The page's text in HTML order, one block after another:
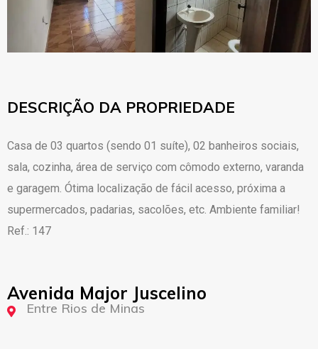
DESCRIÇÃO DA PROPRIEDADE
Casa de 03 quartos (sendo 01 suíte), 02 banheiros sociais,
sala, cozinha, área de serviço com cômodo externo, varanda
e garagem. Ótima localização de fácil acesso, próxima a
supermercados, padarias, sacolões, etc. Ambiente familiar!
Ref.: 147
Avenida Major Juscelino
Entre Rios de Minas